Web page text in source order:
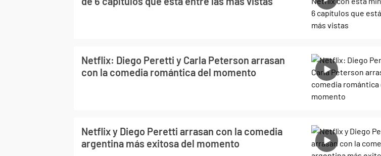
Netflix: Diego Peretti y Carla Peterson arrasan
con la comedia romántica del momento
Netflix y Diego Peretti arrasan con la comedia
argentina más exitosa del momento